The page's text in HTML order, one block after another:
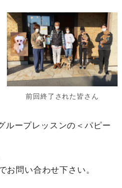
前回終了された皆さん
ループレッスンの＜パピー
問い合わせ下さい。